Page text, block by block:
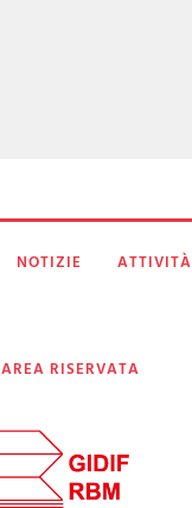
NOTIZIE ATTIVITÀ
AREA RISERVATA